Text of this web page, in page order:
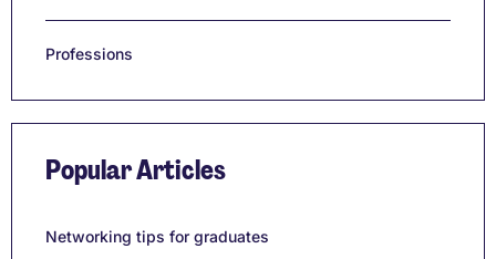
Professions
Popular Articles
Networking tips for graduates